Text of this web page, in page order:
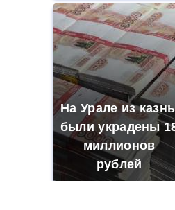
На Урале из
были украдены
миллионов
рублей